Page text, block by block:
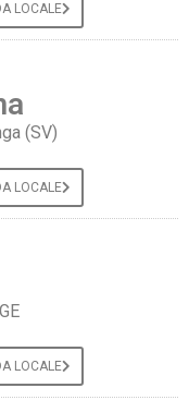
LOCALE
(SV)
LOCALE
LOCALE